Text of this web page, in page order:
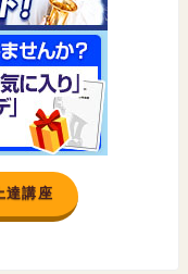
達講座